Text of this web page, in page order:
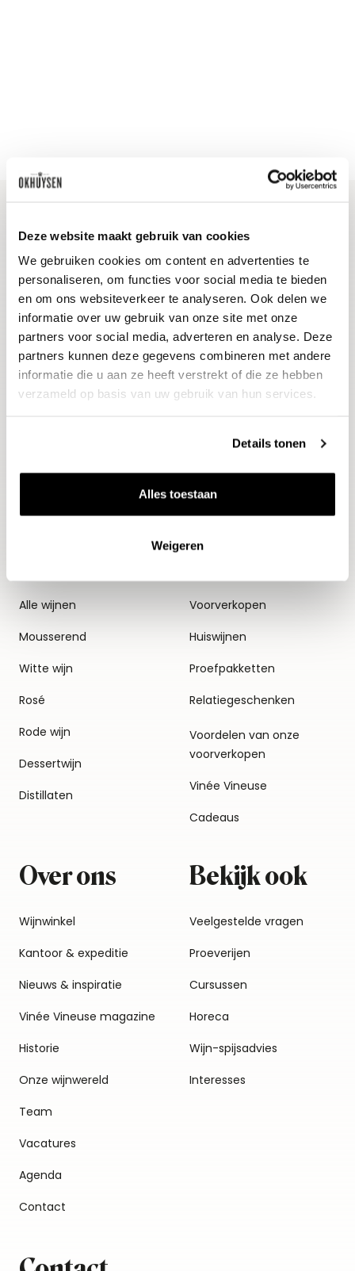
Deze website maakt gebruik van cookies
We gebruiken cookies om content en advertenties te
personaliseren, om functies voor social media te bieden
en om ons websiteverkeer te analyseren. Ook delen we
informatie over uw gebruik van onze site met onze
partners voor social media, adverteren en analyse. Deze
partners kunnen deze gegevens combineren met andere
informatie die u aan ze heeft verstrekt of die ze hebben
verzameld op basis van uw gebruik van hun services.
Details tonen
Alles toestaan
Weigeren
Blijf op de hoogte
Ontvang het laatste wijnnieuws, proeverijen en
evenementen
E-mailadres
Aanmelden
Alle wijnen
Mousserend
Witte wijn
Rosé
Rode wijn
Dessertwijn
Distillaten
Thema's
Voorverkopen
Huiswijnen
Proefpakketten
Relatiegeschenken
Voordelen van onze
voorverkopen
Vinée Vineuse
Cadeaus
Over ons
Wijnwinkel
Kantoor & expeditie
Nieuws & inspiratie
Vinée Vineuse magazine
Historie
Onze wijnwereld
Team
Vacatures
Agenda
Contact
Bekijk ook
Veelgestelde vragen
Proeverijen
Cursussen
Horeca
Wijn-spijsadvies
Interesses